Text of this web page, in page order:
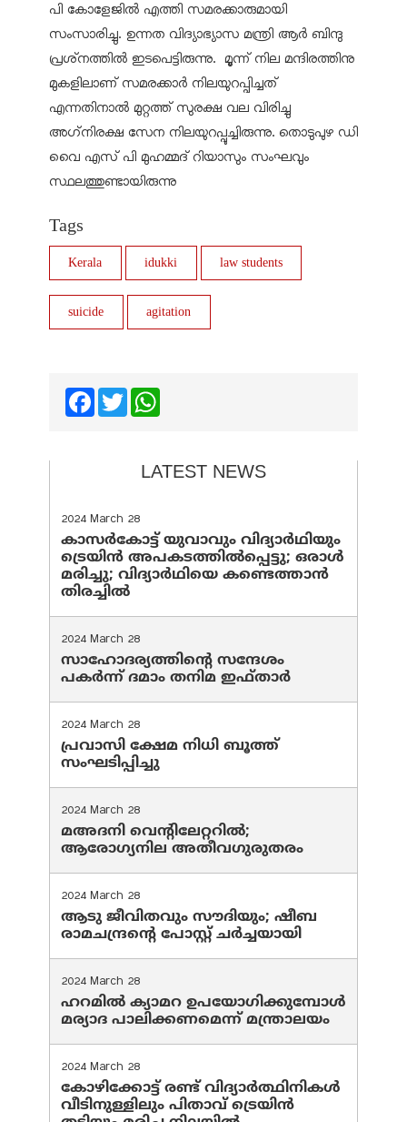
പി കോളേജില്‍ എത്തി സമരക്കാരുമായി
സംസാരിച്ചു. ഉന്നത വിദ്യാഭ്യാസ മന്ത്രി ആര്‍ ബിന്ദു
പ്രശ്‌നത്തില്‍ ഇടപെട്ടിരുന്നു. മൂന്ന് നില മന്ദിരത്തിനു
മുകളിലാണ് സമരക്കാര്‍ നിലയുറപ്പിച്ചത്
എന്നതിനാല്‍ മുറ്റത്ത് സുരക്ഷ വല വിരിച്ചു
അഗ്‌നിരക്ഷ സേന നിലയുറപ്പുച്ചിരുന്നു. തൊടുപുഴ ഡി
വൈ എസ് പി മുഹമ്മദ് റിയാസും സംഘവും
സ്ഥലത്തുണ്ടായിരുന്നു
Tags
Kerala idukki law students
suicide agitation
FacebookTwitter
LATEST NEWS
2024 March 28
കാസർകോട്ട് യുവാവും വിദ്യാർഥിയും
ട്രെയിൻ അപകടത്തിൽപ്പെട്ടു; ഒരാൾ
മരിച്ചു; വിദ്യാർഥിയെ കണ്ടെത്താൻ
തിരച്ചിൽ
2024 March 28
സാഹോദര്യത്തിന്റെ സന്ദേശം
പകർന്ന് ദമാം തനിമ ഇഫ്‌താർ
2024 March 28
പ്രവാസി ക്ഷേമ നിധി ബൂത്ത്
സംഘടിപ്പിച്ചു
2024 March 28
മഅദനി വെന്റിലേറ്ററിൽ;
ആരോഗ്യനില അതീവഗുരുതരം
2024 March 28
ആടു ജീവിതവും സൗദിയും; ഷീബ
രാമചന്ദ്രന്റെ പോസ്റ്റ് ചര്‍ച്ചയായി
2024 March 28
ഹറമില്‍ ക്യാമറ ഉപയോഗിക്കുമ്പോള്‍
മര്യാദ പാലിക്കണമെന്ന് മന്ത്രാലയം
2024 March 28
കോഴിക്കോട്ട് രണ്ട് വിദ്യാർത്ഥിനികൾ
വീടിനുള്ളിലും പിതാവ് ട്രെയിൻ